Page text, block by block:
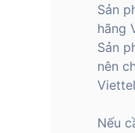
Sản
hãng
Sản
nên
Nếu